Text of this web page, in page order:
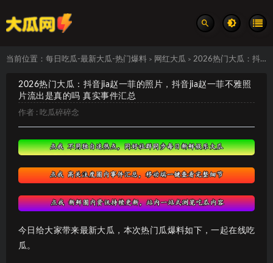
当前位置： 每日吃瓜-最新大瓜-热门爆料 > 网红大瓜 > 2026热门大瓜：抖音jia赵一菲的照片，抖音jia赵一菲不雅照片流出是真的吗 真实事件汇总
2026热门大瓜：抖音jia赵一菲的照片，抖音jia赵一菲不雅照
片流出是真的吗 真实事件汇总
作者 : 吃瓜碎碎念
今日给大家带来最新大瓜，本次热门瓜爆料如下，一起在线吃
瓜。